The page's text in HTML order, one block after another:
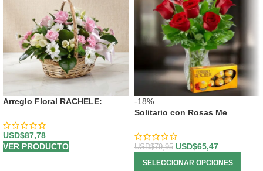
Arreglo Floral RACHELE:
Rosadas y Flores de
Temporada 🕊️
USD$87,78
VER PRODUCTO
-18%
Solitario con Rosas Me
USD$79,95 USD$65,47
SELECCIONAR OPCIONES